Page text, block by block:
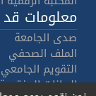
معلومات
صدى الجامعة
الملف الصحفي
التقويم الجامعي
البيانات